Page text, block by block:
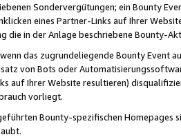
Sondervergütungen; ein Bounty
eines Partner-Links auf Ihrer
die in der Anlage beschriebene Bounty-
das zugrundeliegende Bounty Event
von Bots oder
auf Ihrer Website resultieren)
vorliegt.
Bounty-spezifischen Homepages